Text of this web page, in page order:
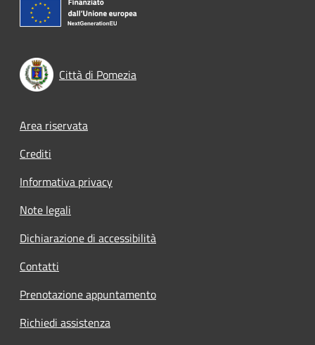
Città di Pomezia
Footer menu
Area riservata
Crediti
Informativa privacy
Note legali
Dichiarazione di accessibilità
Contatti
Prenotazione appuntamento
Richiedi assistenza